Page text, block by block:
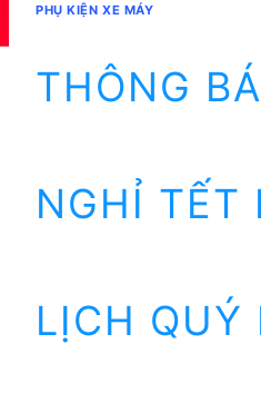
PHỤ KIỆN XE MÁY
THÔNG
NGHỈ TẾT
LỊCH QUÝ